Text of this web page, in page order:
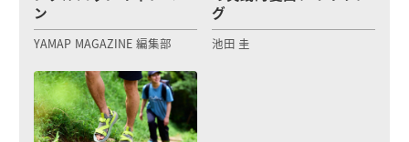
ン
YAMAP MAGAZINE 編集部
グ
池田 圭